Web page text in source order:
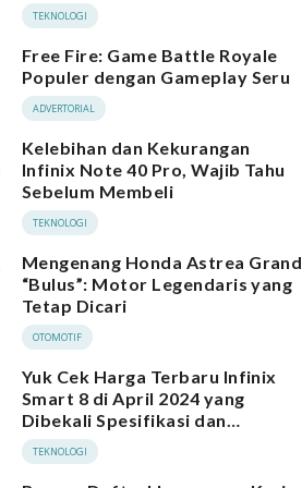
TEKNOLOGI
Free Fire: Game Battle Royale
Populer dengan Gameplay Seru
ADVERTORIAL
Kelebihan dan Kekurangan
Infinix Note 40 Pro, Wajib Tahu
Sebelum Membeli
TEKNOLOGI
Mengenang Honda Astrea Grand
“Bulus”: Motor Legendaris yang
Tetap Dicari
OTOMOTIF
Yuk Cek Harga Terbaru Infinix
Smart 8 di April 2024 yang
Dibekali Spesifikasi dan
Performa Menarik
TEKNOLOGI